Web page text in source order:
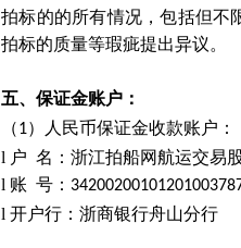
拍标的的所有情况，包括但不
拍标的质量等瑕疵提出异议。
五、保证金账户：
（1）人民币保证金收款账户：
l 户 名：浙江拍船网航运交易
l 账 号：
l 开户行：浙商银行舟山分行